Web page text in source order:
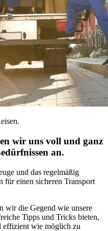
wir uns voll und ganz
an.
und das regelmäßig
für einen sicheren Transport
wir die Gegend wie unsere
Tipps und Tricks bieten,
effizient wie möglich zu